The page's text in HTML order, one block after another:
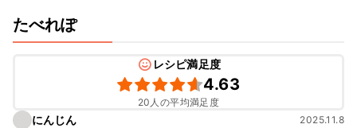
たべれぽ
レシピ満足度
4.63
20人の平均満足度
にんじん 2025.11.8